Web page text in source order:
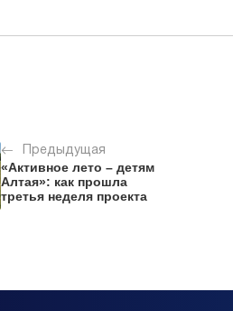
Предыдущая
«Активное лето – детям
Алтая»: как прошла
третья неделя проекта